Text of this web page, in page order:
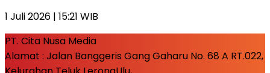
1 Juli 2026 | 15:21 WIB
PT. Cita Nusa Media
Alamat : Jalan Banggeris Gang Gaharu No. 68 A RT.022,